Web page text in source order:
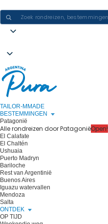
TAILOR-MMADE
BESTEMMINGEN
Patagonië
Alle rondreizen door PatagoniëOpen!
El Calafate
El Chaltén
Ushuaia
Puerto Madryn
Bariloche
Rest van Argentinië
Buenos Aires
Iguazu watervallen
Mendoza
Salta
ONTDEK
OP TIJD